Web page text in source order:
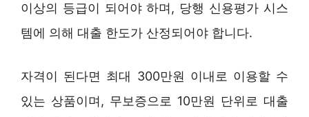
이상의 등급이 되어야 하며, 당행 신용평가 시스
템에 의해 대출 한도가 산정되어야 합니다.
자격이 된다면 최대 300만원 이내로 이용할 수
있는 상품이며, 무보증으로 10만원 단위로 대출